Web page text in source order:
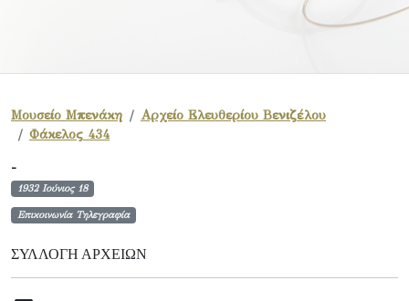
Μουσείο Μπενάκη
Αρχείο Ελευθερίου Βενιζέλου
Φάκελος 434
-
1932 Ιούνιος 18
Επικοινωνία Τηλεγραφία
ΣΥΛΛΟΓΉ ΑΡΧΕΊΩΝ